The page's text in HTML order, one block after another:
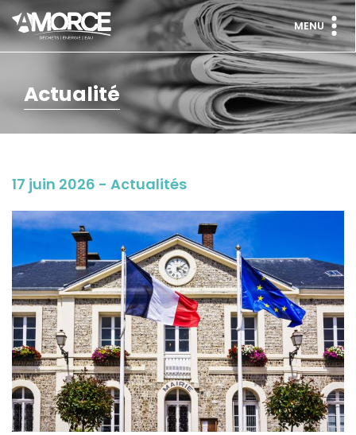
MENU
Actualité
17 juin 2026 - Actualités